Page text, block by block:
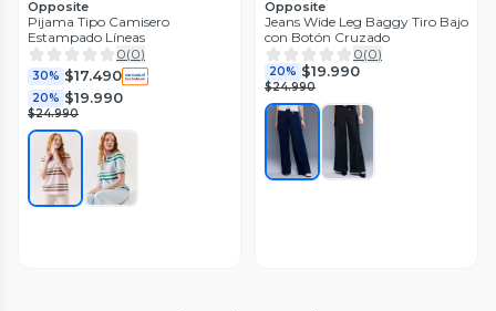
Opposite
Pijama Tipo Camisero
Estampado Líneas
0(0)
30% $17.490
20% $19.990
$24.990
Opposite
Jeans Wide Leg Baggy Tiro Bajo
con Botón Cruzado
0(0)
20% $19.990
$24.990